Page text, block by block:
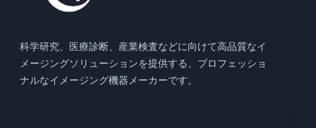
科学研究、医療診断、産業検査などに向けて高品質なイ
メージングソリューションを提供する、プロフェッショ
ナルなイメージング機器メーカーです。